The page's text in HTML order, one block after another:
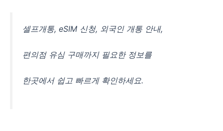
셀프개통, eSIM 신청, 외국인 개통 안내,
편의점 유심 구매까지 필요한 정보를
한곳에서 쉽고 빠르게 확인하세요.